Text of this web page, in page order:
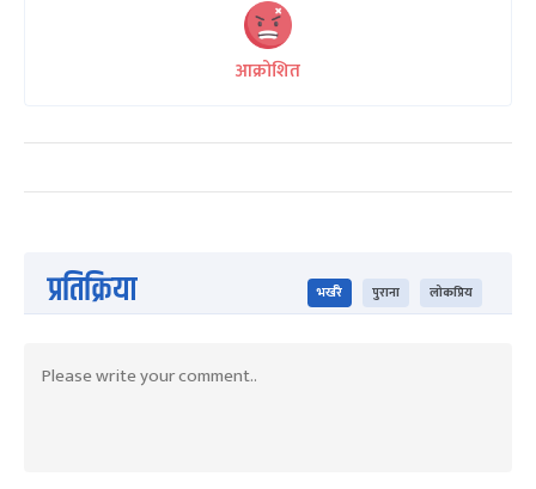
आक्रोशित
प्रतिक्रिया भर्खरै पुराना लोकप्रिय